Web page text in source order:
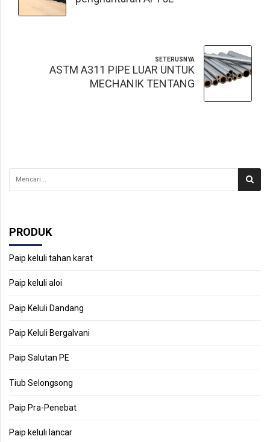
SETERUSNYA
ASTM A311 PIPE LUAR UNTUK
MECHANIK TENTANG
PRODUK
Paip keluli tahan karat
Paip keluli aloi
Paip Keluli Dandang
Paip Keluli Bergalvani
Paip Salutan PE
Tiub Selongsong
Paip Pra-Penebat
Paip keluli lancar